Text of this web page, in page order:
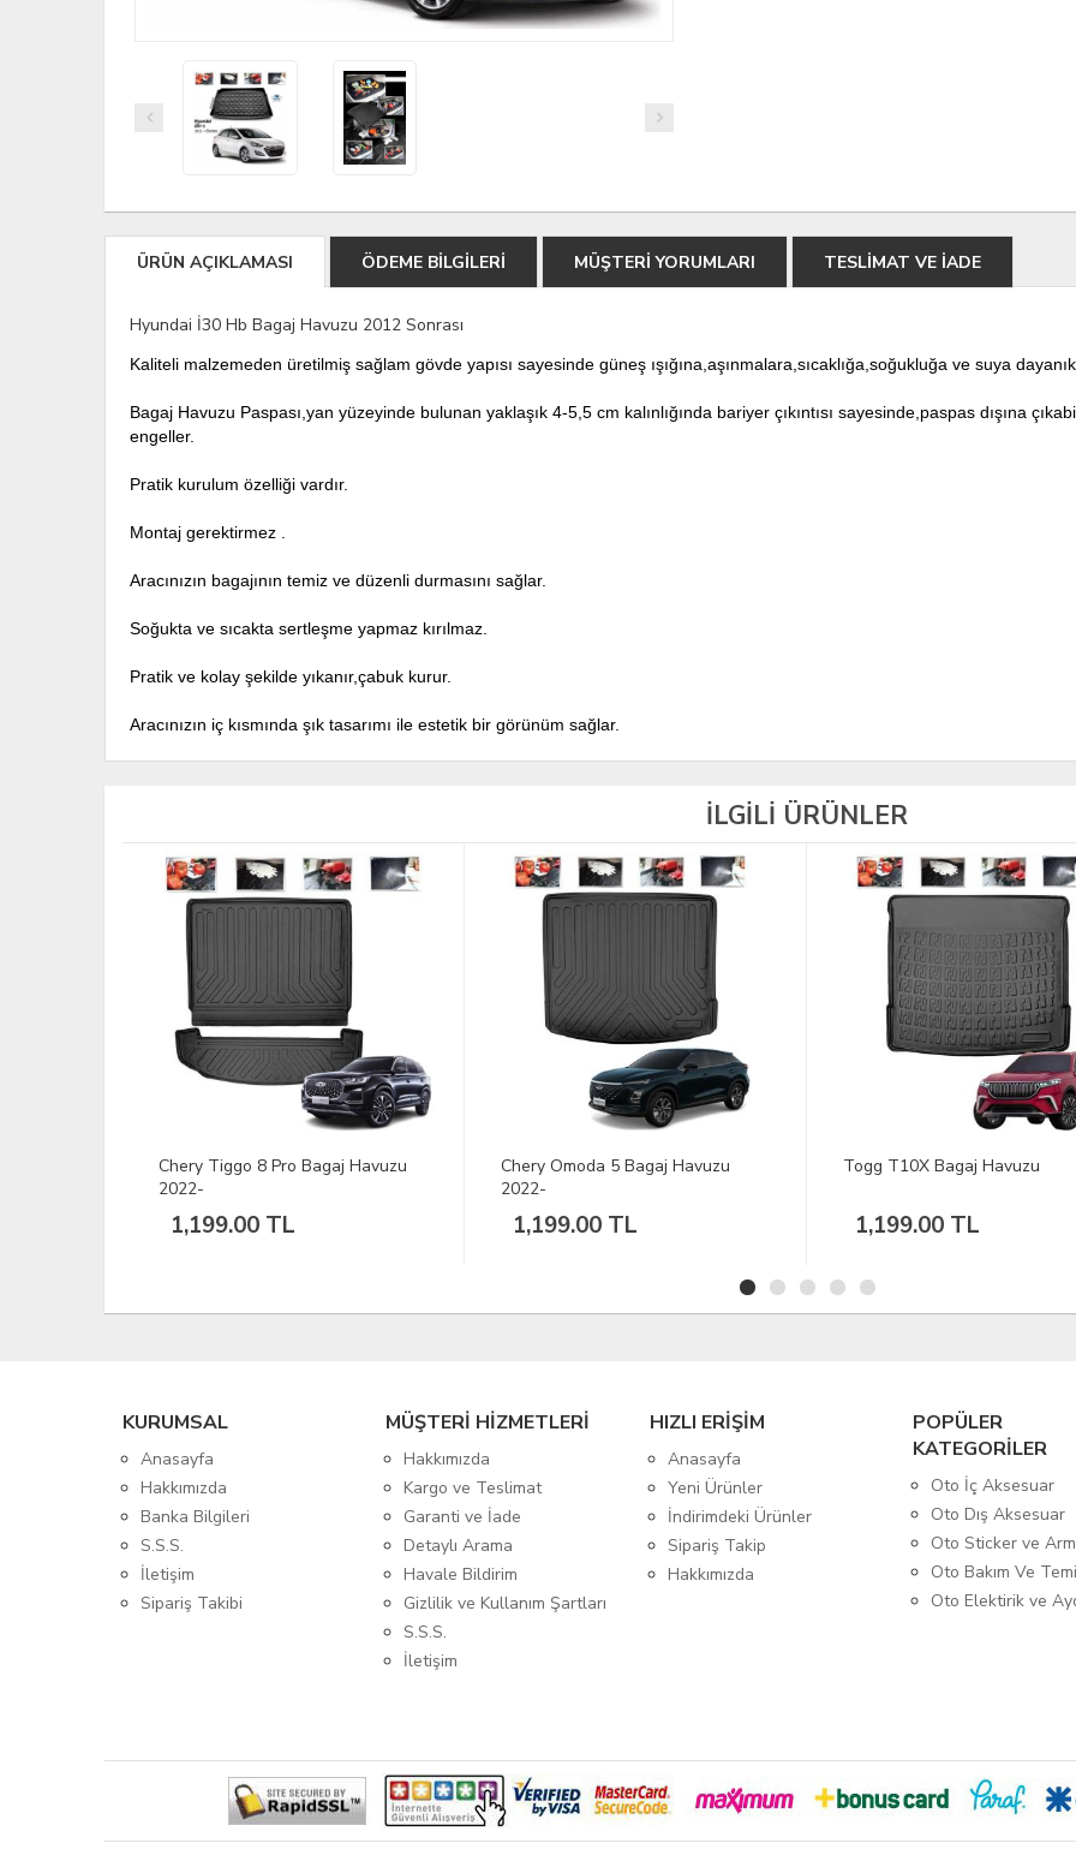
ÜRÜN AÇIKLAMASI ÖDEME BİLGİLERİ MÜŞTERİ YORUMLARI TESLİMAT VE İADE
Hyundai İ30 Hb Bagaj Havuzu 2012 Sonrası
Kaliteli malzemeden üretilmiş sağlam gövde yapısı sayesinde güneş ışığına,aşınmalara,sıcaklığa,soğukluğa ve suya
Bagaj Havuzu Paspası,yan yüzeyinde bulunan yaklaşık 4-5,5 cm kalınlığında bariyer çıkıntısı sayesinde,paspas dışına
engeller.
Pratik kurulum özelliği vardır.
Montaj gerektirmez .
Aracınızın bagajının temiz ve düzenli durmasını sağlar.
Soğukta ve sıcakta sertleşme yapmaz kırılmaz.
Pratik ve kolay şekilde yıkanır,çabuk kurur.
Aracınızın iç kısmında şık tasarımı ile estetik bir görünüm sağlar.
İLGİLİ ÜRÜNLER
Chery Tiggo 8 Pro Bagaj Havuzu
2022-
1,199.00 TL
Chery Omoda 5 Bagaj Havuzu
2022-
1,199.00 TL
Togg T10X Bagaj Havuzu
1,199.00 TL
KURUMSAL
Anasayfa
Hakkımızda
Banka Bilgileri
S.S.S.
İletişim
Sipariş Takibi
MÜŞTERİ HİZMETLERİ
Hakkımızda
Kargo ve Teslimat
Garanti ve İade
Detaylı Arama
Havale Bildirim
Gizlilik ve Kullanım Şartları
S.S.S.
İletişim
HIZLI ERİŞİM
Anasayfa
Yeni Ürünler
İndirimdeki Ürünler
Sipariş Takip
Hakkımızda
POPÜLER
KATEGORİLER
Oto İç Aksesuar
Oto Dış Aksesuar
Oto Sticker ve
Oto Bakım Ve
Oto Elektirik ve